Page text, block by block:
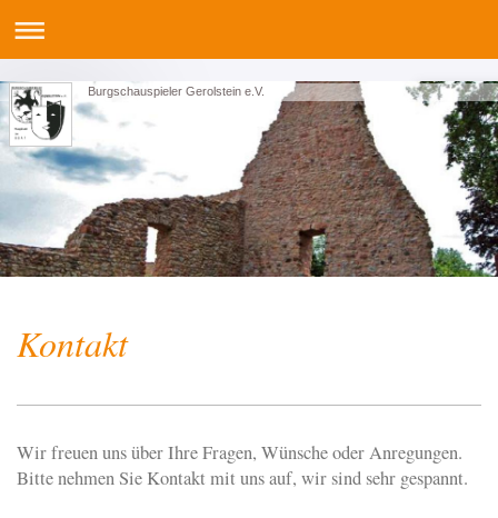
Burgschauspieler Gerolstein e.V.
Kontakt
Wir freuen uns über Ihre Fragen, Wünsche oder Anregungen.
Bitte nehmen Sie Kontakt mit uns auf, wir sind sehr gespannt.